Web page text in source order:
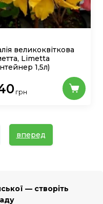
великоквіткова
Limetta
1,5л)
грн
вперед
— створіть